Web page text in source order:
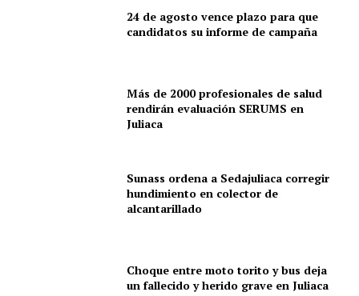
24 de agosto vence plazo para que
candidatos su informe de campaña
Más de 2000 profesionales de salud
rendirán evaluación SERUMS en
Juliaca
Sunass ordena a Sedajuliaca corregir
hundimiento en colector de
alcantarillado
Choque entre moto torito y bus deja
un fallecido y herido grave en Juliaca